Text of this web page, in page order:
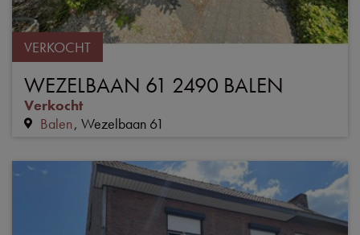
VERKOCHT
WEZELBAAN 61 2490 BALEN
Verkocht
Balen Wezelbaan 61